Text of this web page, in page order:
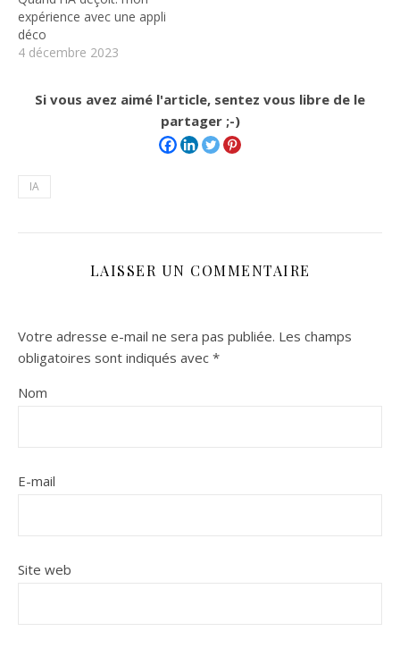
expérience avec une appli
déco
4 décembre 2023
Si vous avez aimé l'article, sentez vous libre de le
partager ;-)
IA
LAISSER UN COMMENTAIRE
Votre adresse e-mail ne sera pas publiée. Les champs
obligatoires sont indiqués avec *
Nom
E-mail
Site web